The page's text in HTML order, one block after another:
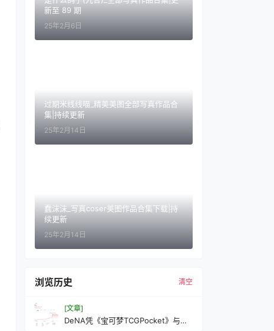
新至 89 期
25年2月6日
过期米线线喵_精美美图全部写真作品合
集|持续更新
25年2月14日
蠢沫沫_写真coser美图作品合集下载|持
续更新
25年2月14日
浏览历史 清空
[文章]
DeNA凭《宝可梦TCGPocket》与体